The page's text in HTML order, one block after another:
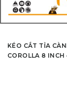
KÉO CẮT TỈA
COROLLA 8 INCH